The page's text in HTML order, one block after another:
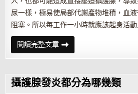
尿一樣，極易使局部代謝產物堆積，血
阻塞。所以每工作一小時就應該起身活動
閱讀完整文章日
常
防
攝
護
腺
攝護腺發炎都分為哪幾類